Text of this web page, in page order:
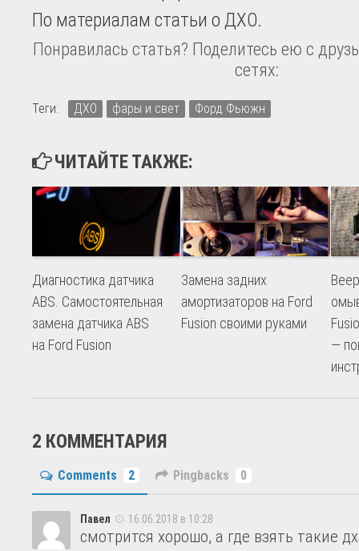
По материалам статьи о ДХО.
Понравилась статья? Поделитесь ею с
сетях:
Теги: ДХО фары и свет Форд Фьюжн
ЧИТАЙТЕ ТАКЖЕ:
Диагностика датчика
ABS. Самостоятельная
замена датчика ABS
на Ford Fusion
Замена задних
амортизаторов на Ford
Fusion своими руками
—
2 КОММЕНТАРИЯ
Comments 2 Pingbacks 0
Павел 16.06.2018 в 10:28
смотрится хорошо, а где взять такие